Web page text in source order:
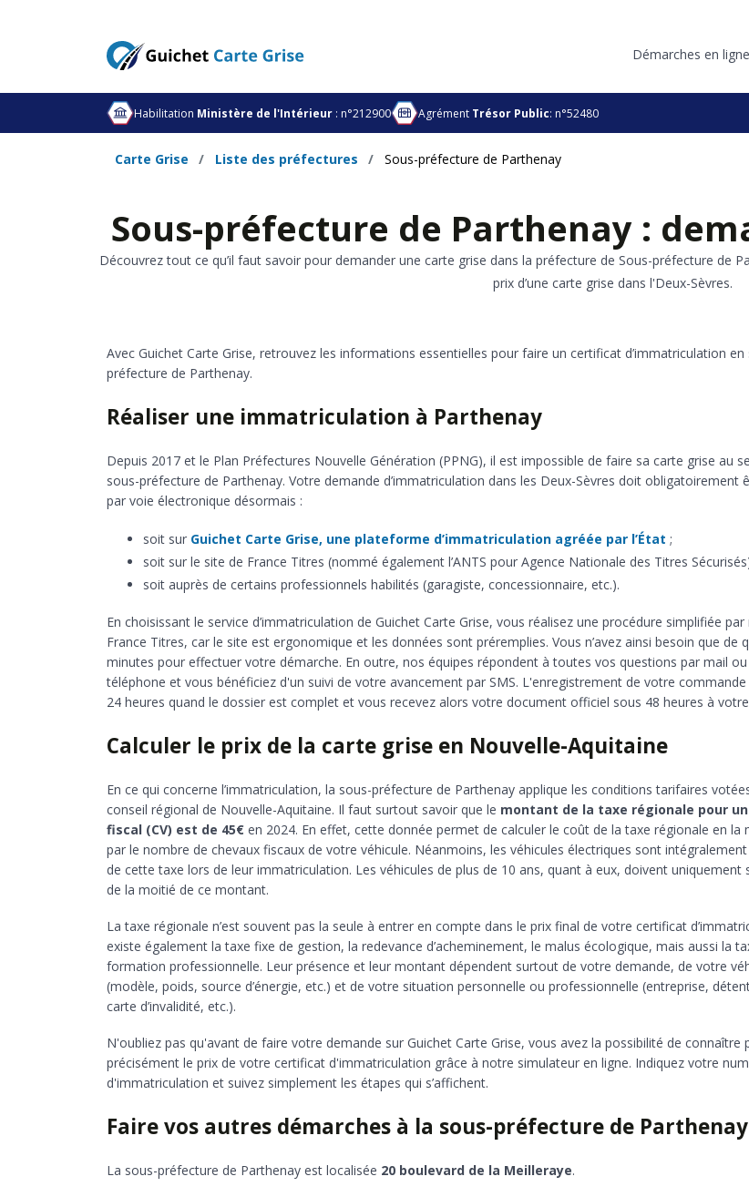
Démarches en ligne
Habilitation Ministère de l'Intérieur : n°212900 Agrément Trésor Public: n°52480
Carte Grise Liste des préfectures Sous-préfecture de Parthenay
Sous-préfecture de Parthenay :
Découvrez tout ce qu’il faut savoir pour demander une carte grise dans la préfecture de Sous-préfecture de
prix d’une carte grise dans l'Deux-Sèvres.
Avec Guichet Carte Grise, retrouvez les informations essentielles pour faire un certificat d’immatriculation en
préfecture de Parthenay.
Réaliser une immatriculation à Parthenay
Depuis 2017 et le Plan Préfectures Nouvelle Génération (PPNG), il est impossible de faire sa carte grise au
sous-préfecture de Parthenay. Votre demande d’immatriculation dans les Deux-Sèvres doit obligatoirement
par voie électronique désormais :
soit sur Guichet Carte Grise, une plateforme d’immatriculation agréée par l’État ;
soit sur le site de France Titres (nommé également l’ANTS pour Agence Nationale des Titres
soit auprès de certains professionnels habilités (garagiste, concessionnaire, etc.).
En choisissant le service d’immatriculation de Guichet Carte Grise, vous réalisez une procédure simplifiée
France Titres, car le site est ergonomique et les données sont préremplies. Vous n’avez ainsi besoin que de
minutes pour effectuer votre démarche. En outre, nos équipes répondent à toutes vos questions par mail
téléphone et vous bénéficiez d'un suivi de votre avancement par SMS. L'enregistrement de votre
24 heures quand le dossier est complet et vous recevez alors votre document officiel sous 48 heures à
Calculer le prix de la carte grise en Nouvelle-Aquitaine
En ce qui concerne l’immatriculation, la sous-préfecture de Parthenay applique les conditions tarifaires
conseil régional de Nouvelle-Aquitaine. Il faut surtout savoir que le montant de la taxe régionale pour
fiscal (CV) est de 45€ en 2024. En effet, cette donnée permet de calculer le coût de la taxe régionale en la
par le nombre de chevaux fiscaux de votre véhicule. Néanmoins, les véhicules électriques sont
de cette taxe lors de leur immatriculation. Les véhicules de plus de 10 ans, quant à eux, doivent uniquement
de la moitié de ce montant.
La taxe régionale n’est souvent pas la seule à entrer en compte dans le prix final de votre certificat
existe également la taxe fixe de gestion, la redevance d’acheminement, le malus écologique, mais aussi la
formation professionnelle. Leur présence et leur montant dépendent surtout de votre demande, de votre
(modèle, poids, source d’énergie, etc.) et de votre situation personnelle ou professionnelle (entreprise,
carte d’invalidité, etc.).
N'oubliez pas qu'avant de faire votre demande sur Guichet Carte Grise, vous avez la possibilité de connaître
précisément le prix de votre certificat d'immatriculation grâce à notre simulateur en ligne. Indiquez votre
d'immatriculation et suivez simplement les étapes qui s’affichent.
Faire vos autres démarches à la sous-préfecture de Parthenay
La sous-préfecture de Parthenay est localisée 20 boulevard de la Meilleraye.